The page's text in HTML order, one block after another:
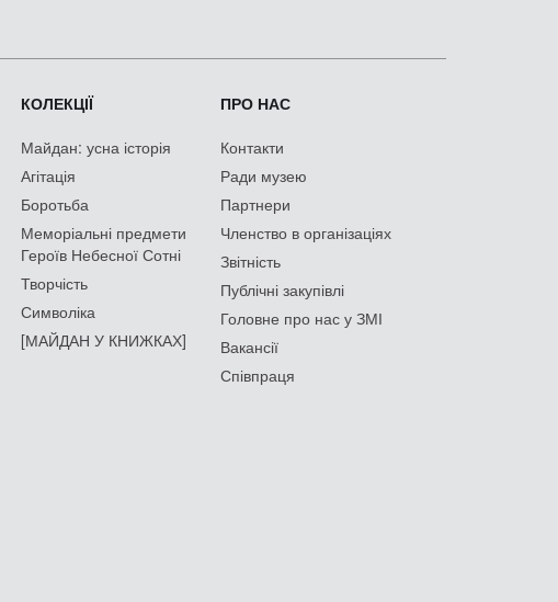
КОЛЕКЦІЇ
Майдан: усна історія
Агітація
Боротьба
Меморіальні предмети
Героїв Небесної Сотні
Творчість
Символіка
[МАЙДАН У КНИЖКАХ]
ПРО НАС
Контакти
Ради музею
Партнери
Членство в організаціях
Звітність
Публічні закупівлі
Головне про нас у ЗМІ
Вакансії
Співпраця